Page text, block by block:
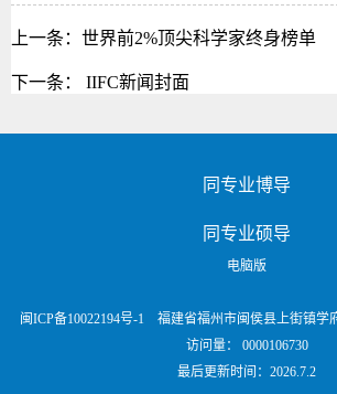
上一条： 世界前2%顶尖科学家终身榜单
下一条： IIFC新闻封面
同专业博导
同专业硕导
电脑版
闽ICP备10022194号-1 福建省福州市闽侯县上街镇学
访问量： 0000106730
最后更新时间： 2026 7 2